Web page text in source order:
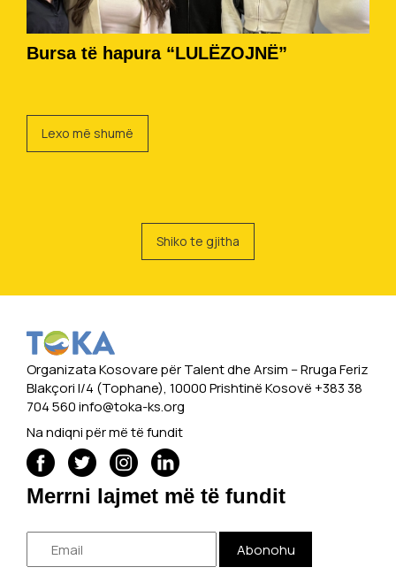
Bursa të hapura “LULËZOJNË”
Lexo më shumë
Shiko te gjitha
Organizata Kosovare për Talent dhe Arsim -- Rruga Feriz
Blakçori I/4 (Tophane), 10000 Prishtinë Kosovë +383 38
704 560info@toka-ks.org
Na ndiqni për më të fundit
Merrni lajmet më të fundit
Abonohu